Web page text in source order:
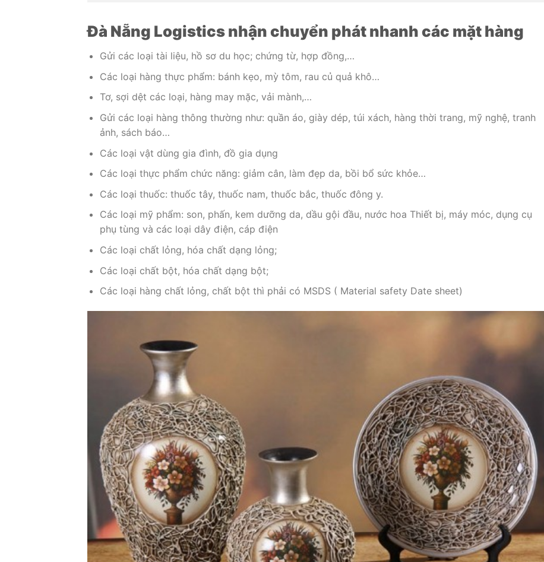
Đà Nẵng Logistics nhận chuyển phát nhanh các mặt hàng
Gửi các loại tài liệu, hồ sơ du học; chứng từ, hợp đồng,…
Các loại hàng thực phẩm: bánh kẹo, mỳ tôm, rau củ quả khô…
Tơ, sợi dệt các loại, hàng may mặc, vải mành,…
Gửi các loại hàng thông thường như: quần áo, giày dép, túi xách, hàng thời trang, mỹ nghệ, tranh
ảnh, sách báo…
Các loại vật dùng gia đình, đồ gia dụng
Các loại thực phẩm chức năng: giảm cân, làm đẹp da, bồi bổ sức khỏe…
Các loại thuốc: thuốc tây, thuốc nam, thuốc bắc, thuốc đông y.
Các loại mỹ phẩm: son, phấn, kem dưỡng da, dầu gội đầu, nước hoa Thiết bị, máy móc, dụng cụ
phụ tùng và các loại dây điện, cáp điện
Các loại chất lỏng, hóa chất dạng lỏng;
Các loại chất bột, hóa chất dạng bột;
Các loại hàng chất lỏng, chất bột thì phải có MSDS ( Material safety Date sheet)